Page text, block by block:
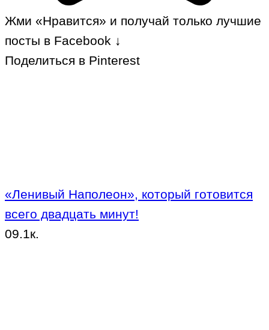
Жми «Нравится» и получай только лучшие
посты в Facebook ↓
Поделиться в Pinterest
«Ленивый Наполеон», который готовится
всего двадцать минут!
09.1к.